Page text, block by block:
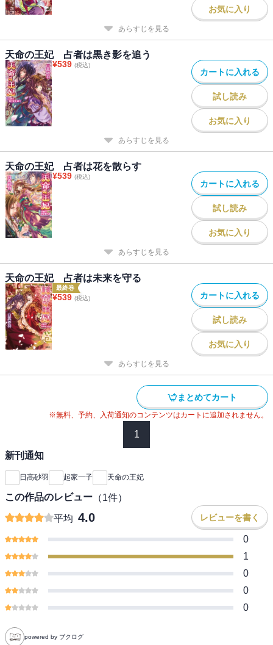
お気に入り
あらすじを見る
天命の王妃 占者は黒き影を追う
¥539 (税込)
カートに入れる
試し読み
お気に入り
あらすじを見る
天命の王妃 占者は花を散らす
¥539 (税込)
カートに入れる
試し読み
お気に入り
あらすじを見る
天命の王妃 占者は未来を守る
最終巻
¥539 (税込) カートに入れる
試し読み
お気に入り
あらすじを見る
まとめてカート
※無料、予約、入荷通知のコンテンツはカートに追加されません。
1
新刊通知
日高砂羽 起家一子 天命の王妃
この作品のレビュー （1件）
平均 4.0 レビューを書く
0
1
0
0
0
powered by ブクログ